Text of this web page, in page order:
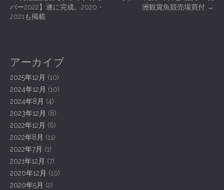
o
n
a
v
i
g
a
t
i
o
n
バー2022】遂に完成。2020・
2021も掲載
洲観賞魚競売場買付 →
アーカイブ
2025年12月 (10)
2024年12月 (10)
2024年8月 (4)
2023年12月 (8)
2022年12月 (6)
2022年8月 (11)
2022年7月 (1)
2021年12月 (7)
2020年12月 (10)
2020年5月 (2)